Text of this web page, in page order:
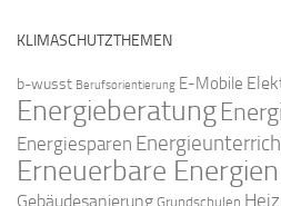
KLIMASCHUTZTHEMEN
b-wusst Berufsorientierung E-Mobile
Energieberatung
Energiesparen
Erneuerbare Energien
Gebäudesanierung Grundschulen